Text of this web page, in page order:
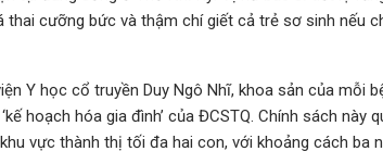
cưỡng bức và thậm chí giết cả trẻ sơ sinh nếu
Y học cổ truyền Duy Ngô Nhĩ, khoa sản của mỗi
hoạch hóa gia đình’ của ĐCSTQ. Chính sách này
vực thành thị tối đa hai con, với khoảng cách ba